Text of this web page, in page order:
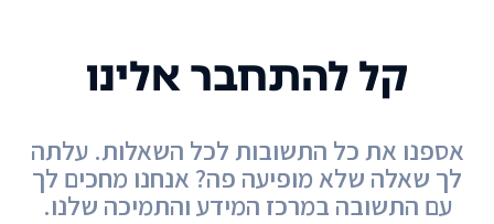
קל להתחבר אלינו
אספנו את כל התשובות לכל השאלות. עלתה
לך שאלה שלא מופיעה פה? אנחנו מחכים לך
עם התשובה במרכז המידע והתמיכה שלנו.